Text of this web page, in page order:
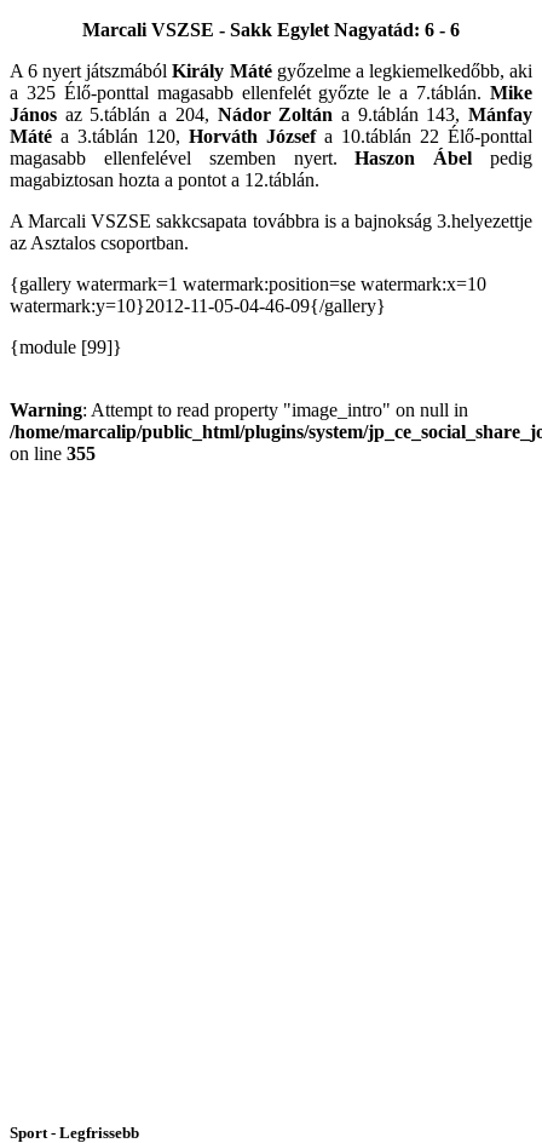
Marcali VSZSE - Sakk Egylet Nagyatád: 6 - 6
A 6 nyert játszmábólKirály Mátégyőzelme a legkiemelkedőbb, aki
a 325 Élő-ponttal magasabb ellenfelét győzte le a 7.táblán. Mike
János az 5.táblán a 204, Nádor Zoltán a 9.táblán 143,Mánfay
Máté a 3.táblán 120, Horváth Józsefa 10.táblán 22 Élő-ponttal
magasabb ellenfelével szemben nyert.Haszon Ábel pedig
magabiztosan hozta a pontot a 12.táblán.
A Marcali VSZSE sakkcsapata továbbra is a bajnokság 3.helyezettje
az Asztalos csoportban.
{gallery watermark=1 watermark:position=se watermark:x=10
watermark:y=10}2012-11-05-04-46-09{/gallery}
{module [99]}
Warning: Attempt to read property "image_intro" on null in
/home/marcalip/public_html/plugins/system/
on line 355
Sport - Legfrissebb